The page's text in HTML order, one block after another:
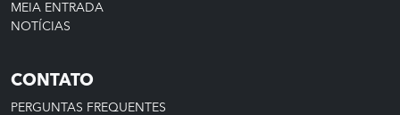
MEIA ENTRADA
NOTÍCIAS
CONTATO
PERGUNTAS FREQUENTES